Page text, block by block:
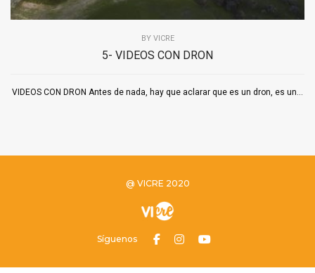
BY VICRE
5- VIDEOS CON DRON
VIDEOS CON DRON Antes de nada, hay que aclarar que es un dron, es un...
@ VICRE 2020
Síguenos